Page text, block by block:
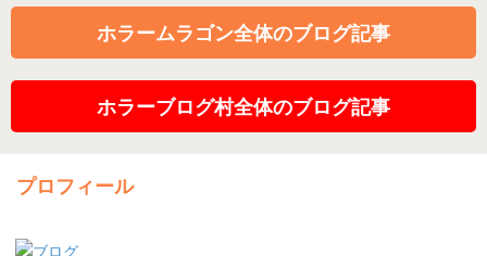
ホラームラゴン全体のブログ記事
ホラーブログ村全体のブログ記事
プロフィール